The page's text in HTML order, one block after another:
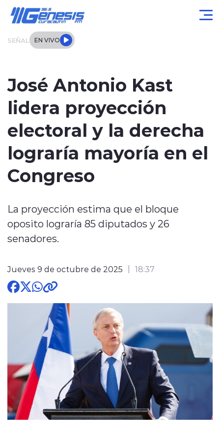
SEÑAL EN VIVO
Regional
Tendencias
Deportes
José Antonio Kast
lidera proyección
electoral y la derecha
lograría mayoría en el
Congreso
La proyección estima que el bloque
oposito lograría 85 diputados y 26
senadores.
Jueves 9 de octubre de 2025 18:37